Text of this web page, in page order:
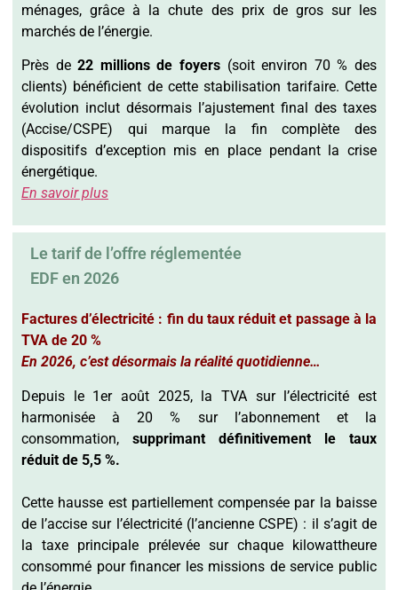
ménages, grâce à la chute des prix de gros sur les
marchés de l’énergie.
Près de22 millions de foyers (soit environ 70 % des
clients) bénéficient de cette stabilisation tarifaire. Cette
évolution inclut désormais l’ajustement final des taxes
(Accise/CSPE) qui marque la fin complète des
dispositifs d’exception mis en place pendant la crise
énergétique.
En savoir plus
Le tarif de l’offre réglementée
EDF en 2026
Factures d’électricité : fin du taux réduit et passage à la
TVA de 20 %
En 2026, c’est désormais la réalité quotidienne…
Depuis le 1er août 2025, la TVA sur l’électricité est
harmonisée à 20 % sur l’abonnement et la
consommation, supprimant définitivement le taux
réduit de 5,5 %.
Cette hausse est partiellement compensée par la baisse
de l’accise sur l’électricité (l’ancienne CSPE) : il s’agit de
la taxe principale prélevée sur chaque kilowattheure
consommé pour financer les missions de service public